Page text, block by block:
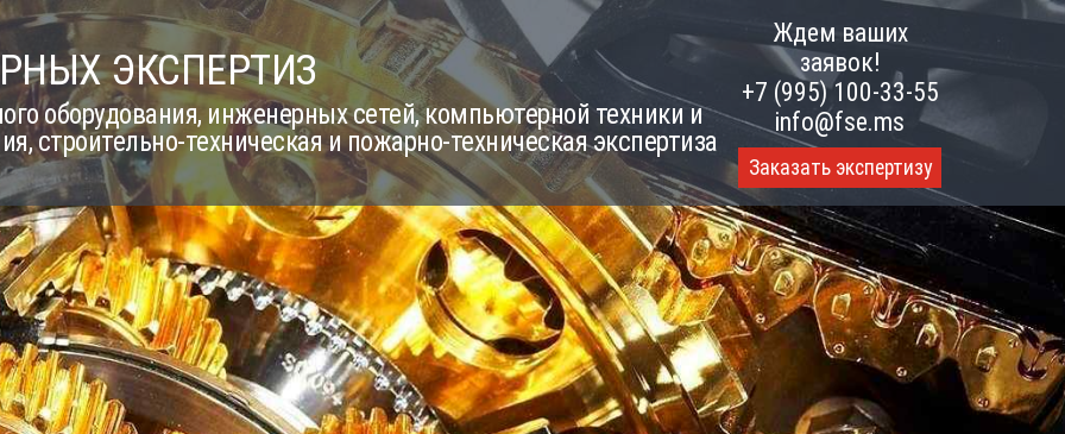
ЭКСПЕРТИЗ
оборудования, инженерных сетей, компьютерной техники и
строительно-техническая и пожарно-техническая экспертиза
Ждем ваших
заявок!
+7 (995) 100-33-55
info@fse.ms
Заказать экспертизу